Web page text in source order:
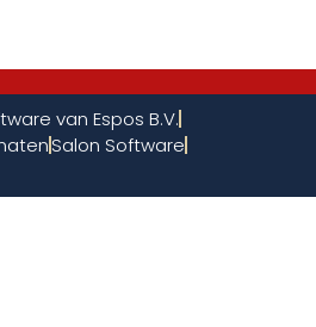
van Espos B.V.
Salon Software